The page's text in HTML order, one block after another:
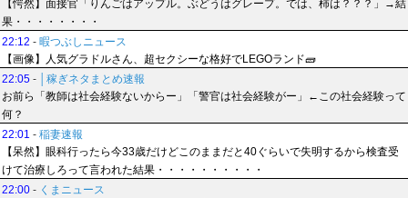
【愕然】面接官「りんごはアップル。ぶどうはグレープ。では、柿は？？？」→結
果・・・・・・・・
22:12 - 暇つぶしニュース
【画像】人気グラドルさん、超セクシーな格好でLEGOランド🧱
22:05 -
│稼ぎネタまとめ速報
お前ら「教師は社会経験ないからー」「警官は社会経験がー」←この社会経験って
何？
22:01 - 稲妻速報
【呆然】眼科行ったら今33歳だけどこのままだと40ぐらいで失明するから検査受
けて治療しろって言われた結果・・・・・・・・・・
22:00 - くまニュース